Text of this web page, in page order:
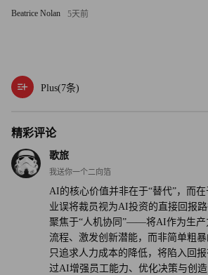
软和Meta等公司表示，需通过精简人员
就提到了这一现象。
将本就计划实施的裁员归咎于人工智能
工智能替代不同类型岗位的情况。”他说
但普瓦特万表示，数据表明，即便这
关，也更像是企业在试水人工智能，而
“在我们看来，大多数企业只是开展了
试，”她表示，“这种做法根本无法让企
Beatrice Nolan 5天前
Plus(7条)
精彩评论
歌旅
我送你一个二向箔
AI的核心价值并非在于“替代”，而
业误将裁员视为AI投资的直接回报
聚焦于“人机协同”——将AI作为生产
流程、激发创新潜能，而非简单粗
只追求人力成本的降低，将陷入回
过AI增强员工能力、优化决策与创